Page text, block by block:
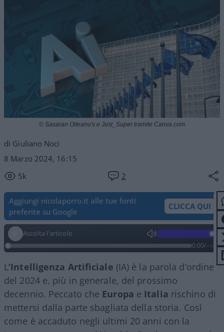
di Giuliano Noci
8 Marzo 2024, 16:15
5k
2
© Sasaran Olteanu's e Just_Super tramite Canva.com
Aggiungi nicolaporro.it alle tue fonti
preferite su Google
CLICCA QUI
Ascolta l'articolo
0:00/--:--
L’Intelligenza Artificiale (IA) è la parola d’ordine
del 2024 e, più in generale, del prossimo
decennio. Peccato che Europa e Italia rischino di
mettersi dalla parte sbagliata della storia. Così
come è accaduto negli ultimi 20 anni con la